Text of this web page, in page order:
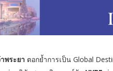
พระยา ตอกย้ำการเป็น Global